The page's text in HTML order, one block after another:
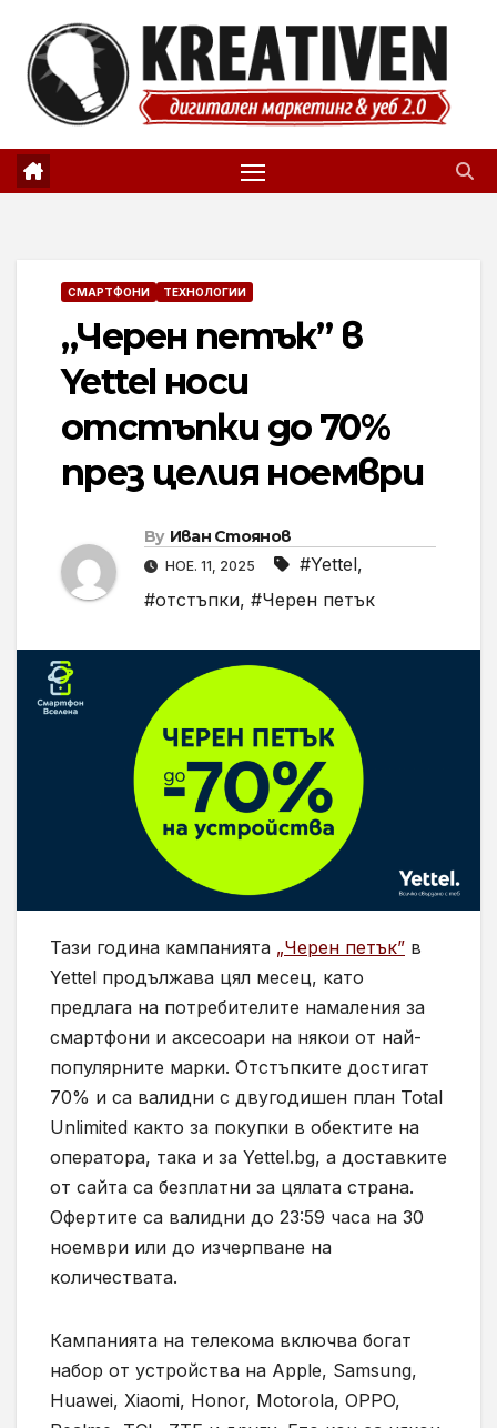
content
СМАРТФОНИ ТЕХНОЛОГИИ
„Черен петък” в
Yettel носи
отстъпки до 70%
през целия ноември
By Иван Стоянов
НОЕ. 11, 2025 #Yettel,
#отстъпки, #Черен петък
Тази година кампанията „Черен петък” в
Yettel продължава цял месец, като
предлага на потребителите намаления за
смартфони и аксесоари на някои от най-
популярните марки. Отстъпките достигат
70% и са валидни с двугодишен план Total
Unlimited както за покупки в обектите на
оператора, така и за Yettel.bg, а доставките
от сайта са безплатни за цялата страна.
Офертите са валидни до 23:59 часа на 30
ноември или до изчерпване на
количествата.
Кампанията на телекома включва богат
набор от устройства на Apple, Samsung,
Huawei, Xiaomi, Honor, Motorola, OPPO,